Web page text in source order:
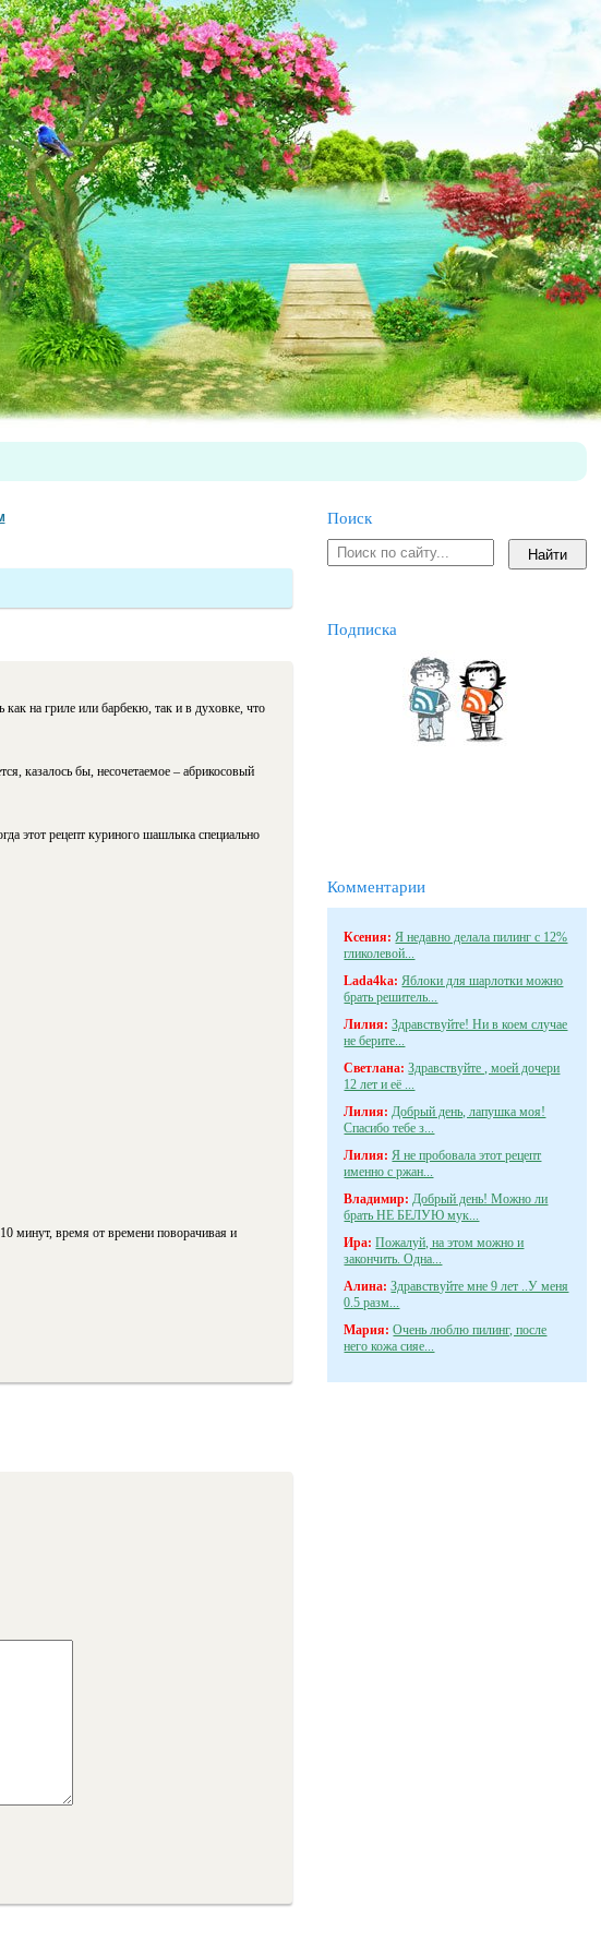
на гриле или барбекю, так и в духовке, что
казалось бы, несочетаемое – абрикосовый
этот рецепт куриного шашлыка специально
минут, время от времени поворачивая и
Поиск
Подписка
Комментарии
Ксения: Я недавно делала пилинг с 12%
гликолевой...
Lada4ka: Яблоки для шарлотки можно
брать решитель...
Лилия: Здравствуйте! Ни в коем случае
не берите...
Светлана: Здравствуйте , моей дочери
12 лет и её ...
Лилия: Добрый день, лапушка моя!
Спасибо тебе з...
Лилия: Я не пробовала этот рецепт
именно с ржан...
Владимир: Добрый день! Можно ли
брать НЕ БЕЛУЮ мук...
Ира: Пожалуй, на этом можно и
закончить. Одна...
Алина: Здравствуйте мне 9 лет ..У меня
0.5 разм...
Мария: Очень люблю пилинг, после
него кожа сияе...